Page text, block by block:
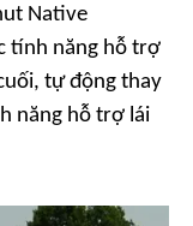
Native
tính năng hỗ trợ
tự động thay
năng hỗ trợ lái